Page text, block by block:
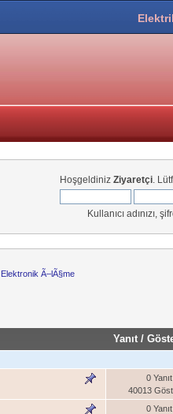
Hoşgeldiniz Ziyaretçi.
Kullanıcı adınızı,
Ã–lÃ§me
Yanıt/
0 Yanıt
40013
0 Yanıt